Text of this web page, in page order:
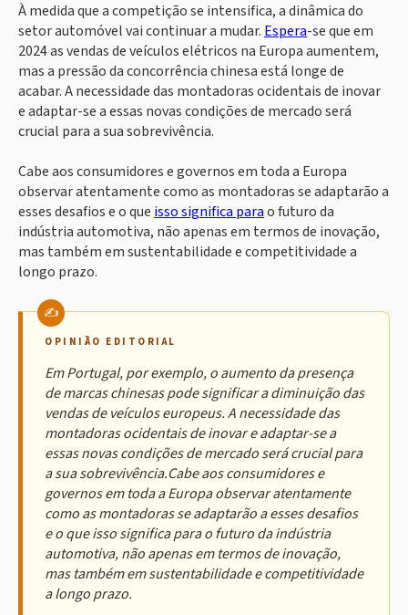
À medida que a competição se intensifica, a dinâmica do
setor automóvel vai continuar a mudar. Espera-se que em
2024 as vendas de veículos elétricos na Europa aumentem,
mas a pressão da concorrência chinesa está longe de
acabar. A necessidade das montadoras ocidentais de inovar
e adaptar-se a essas novas condições de mercado será
crucial para a sua sobrevivência.
Cabe aos consumidores e governos em toda a Europa
observar atentamente como as montadoras se adaptarão a
esses desafios e o que isso significa parao futuro da
indústria automotiva, não apenas em termos de inovação,
mas também em sustentabilidade e competitividade a
longo prazo.
OPINIÃO EDITORIAL
Em Portugal, por exemplo, o aumento da presença
de marcas chinesas pode significar a diminuição das
vendas de veículos europeus. A necessidade das
montadoras ocidentais de inovar e adaptar-se a
essas novas condições de mercado será crucial para
a sua sobrevivência.Cabe aos consumidores e
governos em toda a Europa observar atentamente
como as montadoras se adaptarão a esses desafios
e o que isso significa para o futuro da indústria
automotiva, não apenas em termos de inovação,
mas também em sustentabilidade e competitividade
a longo prazo.